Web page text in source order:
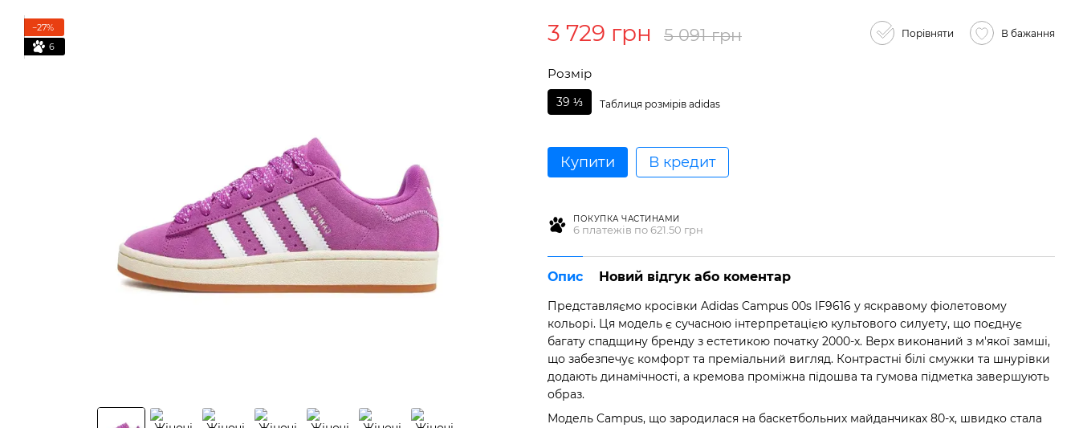
−27%
6
3 729 грн 5 091 грн Порівняти В бажання
Розмір
39 ⅓ Таблиця розмірів adidas
Купити В кредит
ПОКУПКА ЧАСТИНАМИ
6 платежів по 621.50 грн
Опис Новий відгук або коментар
Представляємо кросівки Adidas Campus 00s IF9616 у яскравому фіолетовому
кольорі. Ця модель є сучасною інтерпретацією культового силуету, що поєднує
багату спадщину бренду з естетикою початку 2000-х. Верх виконаний з м'якої замші,
що забезпечує комфорт та преміальний вигляд. Контрастні білі смужки та шнурівки
додають динамічності, а кремова проміжна підошва та гумова підметка завершують
образ.
Модель Campus, що зародилася на баскетбольних майданчиках 80-х, швидко стала